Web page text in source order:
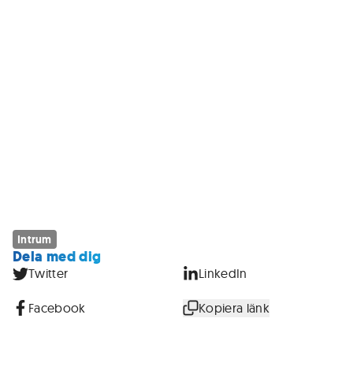
Intrum
Dela med dig
Twitter LinkedIn
Facebook Kopiera länk